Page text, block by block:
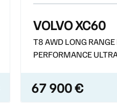
VOLVO XC60
T8 AWD LONG RANGE
PERFORMANCE
67 900 €